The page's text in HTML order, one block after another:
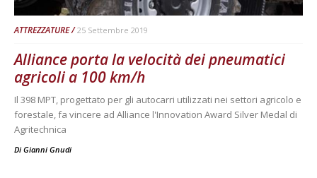
ATTREZZATURE 25 Settembre 2019
Alliance porta la velocità dei pneumatici
agricoli a 100 km/h
Il 398 MPT, progettato per gli autocarri utilizzati nei settori agricolo e
forestale, fa vincere ad Alliance l'Innovation Award Silver Medal di
Agritechnica
Di Gianni Gnudi